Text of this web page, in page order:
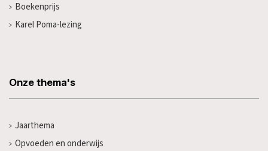
Boekenprijs
Karel Poma-lezing
Onze thema's
Jaarthema
Opvoeden en onderwijs